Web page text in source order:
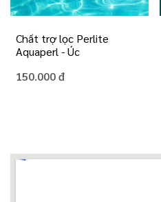
Chất trợ lọc Perlite
Aquaperl - Úc
150.000 đ